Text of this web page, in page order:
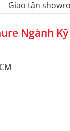
Giao tận
Ngành